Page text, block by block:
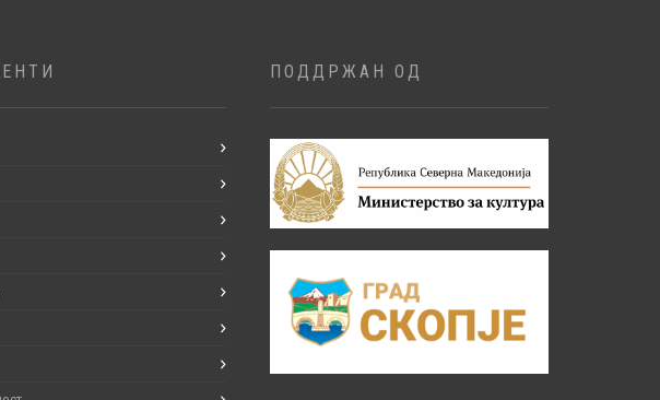
ПОДДРЖАН ОД